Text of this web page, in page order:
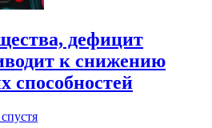
дефицит
к снижению
способностей